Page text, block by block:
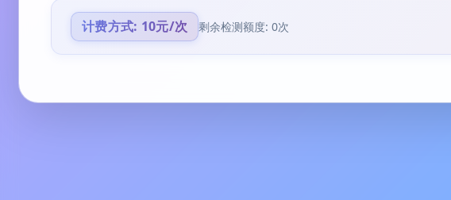
计费方式: 10元/次 剩余检测额度: 0次